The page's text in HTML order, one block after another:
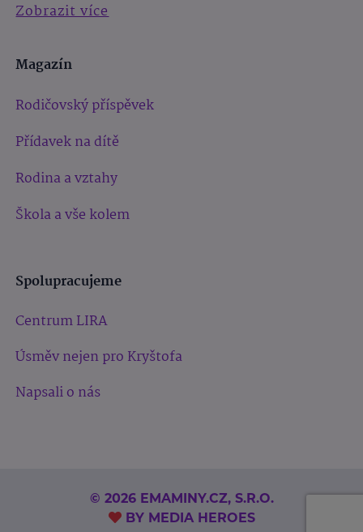
Zobrazit více
Magazín
Rodičovský příspěvek
Přídavek na dítě
Rodina a vztahy
Škola a vše kolem
Spolupracujeme
Centrum LIRA
Úsměv nejen pro Kryštofa
Napsali o nás
© 2026 EMAMINY.CZ, S.R.O.
BY MEDIA HEROES